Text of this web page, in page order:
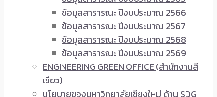
ข้อมูลสาธารณะ ปีงบประมาณ 2566
ข้อมูลสาธารณะ ปีงบประมาณ 2567
ข้อมูลสาธารณะ ปีงบประมาณ 2568
ข้อมูลสาธารณะ ปีงบประมาณ 2569
ENGINEERING GREEN OFFICE (สำนักงานสี
เขียว)
นโยบายของมหาวิทยาลัยเชียงใหม่ ด้าน SDG